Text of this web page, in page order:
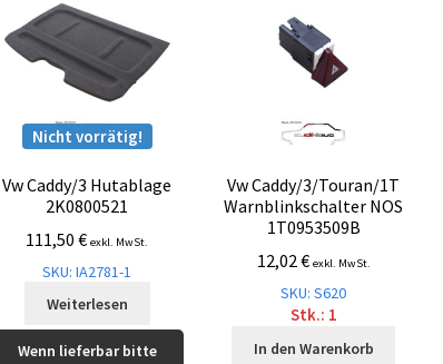
Nicht vorrätig!
Vw Caddy/3 Hutablage
2K0800521
111,50€ exkl. MwSt.
SKU: IA2781-1
Weiterlesen
Wenn lieferbar bitte
Vw Caddy/3/Touran/1T
Warnblinkschalter NOS
1T0953509B
12,02€ exkl. MwSt.
SKU: S620
Stk.: 1
In den Warenkorb